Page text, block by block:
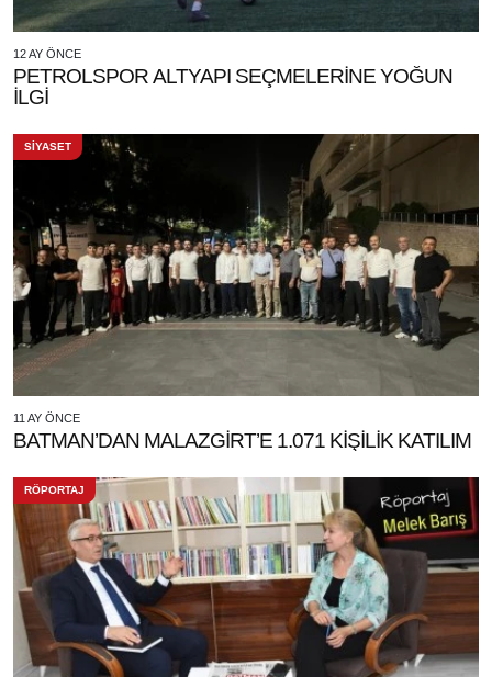
12 AY ÖNCE
PETROLSPOR ALTYAPI SEÇMELERİNE YOĞUN
İLGİ
SİYASET
11 AY ÖNCE
BATMAN’DAN MALAZGİRT’E 1.071 KİŞİLİK KATILIM
RÖPORTAJ